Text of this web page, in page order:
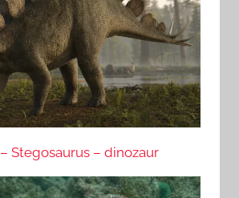
Stegosaurus – dinozaur